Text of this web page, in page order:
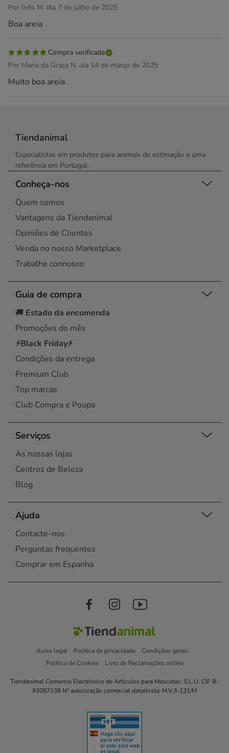
Por Inês M. dia 7 de julho de 2025
Boa areia
Compra verificada
Por Maria da Graça N. dia 14 de março de 2025
Muito boa areia .
Tiendanimal
Especialistas em produtos para animais de estimação e uma
referência em Portugal.
Conheça-nos
Quem somos
Vantagens da Tiendanimal
Opiniões de Clientes
Venda no nosso Marketplace
Trabalhe connosco
Guia de compra
🚚 Estado da encomenda
Promoções do mês
⚡Black Friday⚡
Condições da entrega
Premium Club
Top marcas
Club Compra e Poupa
Serviços
As nossas lojas
Centros de Beleza
Blog
Ajuda
Contacte-nos
Perguntas frequentes
Comprar em Espanha
Aviso legal Política de privacidade
Condições gerais
Política de Cookies
Livro de Reclamações online
Tiendanimal Comercio Electrónico de Artículos para Mascotas, S.L.U. CIF B-
93087138 Nº autorização comercial detalhista: M.V./I-131/M